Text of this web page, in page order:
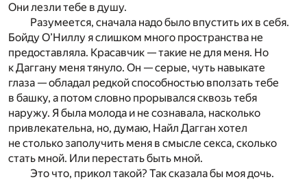
Они лезли тебе в душу.
Разумеется, сначала надо было впустить их в себя.
Бойду О’Ниллу я слишком много пространства не
предоставляла. Красавчик — такие не для меня. Но
к Даггану меня тянуло. Он — серые, чуть навыкате
глаза — обладал редкой способностью вползать тебе
в башку, а потом словно прорывался сквозь тебя
наружу. Я была молода и не сознавала, насколько
привлекательна, но, думаю, Найл Дагган хотел
не столько заполучить меня в смысле секса, сколько
стать мной. Или перестать быть мной.
Это что, прикол такой? Так сказала бы моя дочь.